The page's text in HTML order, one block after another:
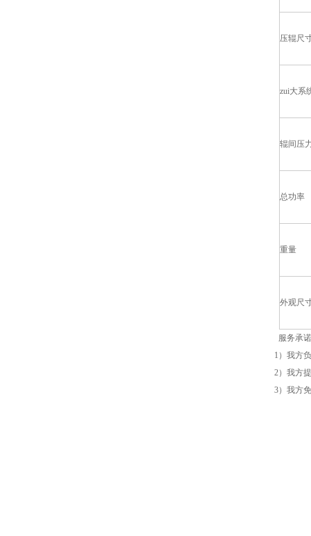
压辊尺
zui大系
辊间压
总功率
重量
外观尺
服务承诺
1）我方
2）我方
3）我方